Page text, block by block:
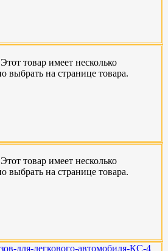
Этот товар имеет несколько
на странице товара.
Этот товар имеет несколько
на странице товара.